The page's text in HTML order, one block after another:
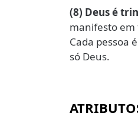
(8) Deus é
manifesto em
Cada pessoa
só Deus.